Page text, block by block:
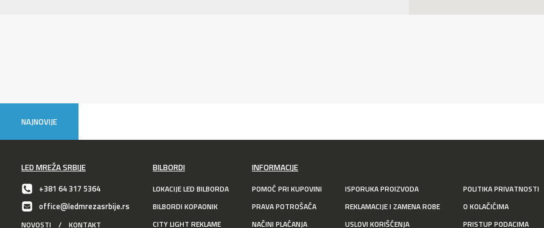
NAJNOVIJE
LED MREŽA SRBIJE
+381 64 317 5364
office@ledmrezasrbije.rs
NOVOSTI / KONTAKT
BILBORDI
LOKACIJE LED BILBORDA
BILBORDI KOPAONIK
CITY LIGHT REKLAME
INFORMACIJE
POMOĆ PRI KUPOVINI
PRAVA POTROŠAČA
NAČINI PLAĆANJA
ISPORUKA PROIZVODA
REKLAMACIJE I ZAMENA ROBE
USLOVI KORIŠĆENJA
POLITIKA PRIVATNOSTI
O KOLAČIĆIMA
PRISTUP PODACIMA